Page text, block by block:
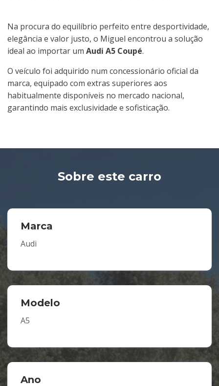
Na procura do equilíbrio perfeito entre desportividade,
elegância e valor justo, o Miguel encontrou a solução
ideal ao importar um Audi A5 Coupé.
O veículo foi adquirido num concessionário oficial da
marca, equipado com extras superiores aos
habitualmente disponíveis no mercado nacional,
garantindo mais exclusividade e sofisticação.
Sobre este carro
Marca
Audi
Modelo
A5
Ano